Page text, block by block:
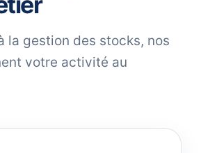
la gestion des stocks, nos
votre activité au